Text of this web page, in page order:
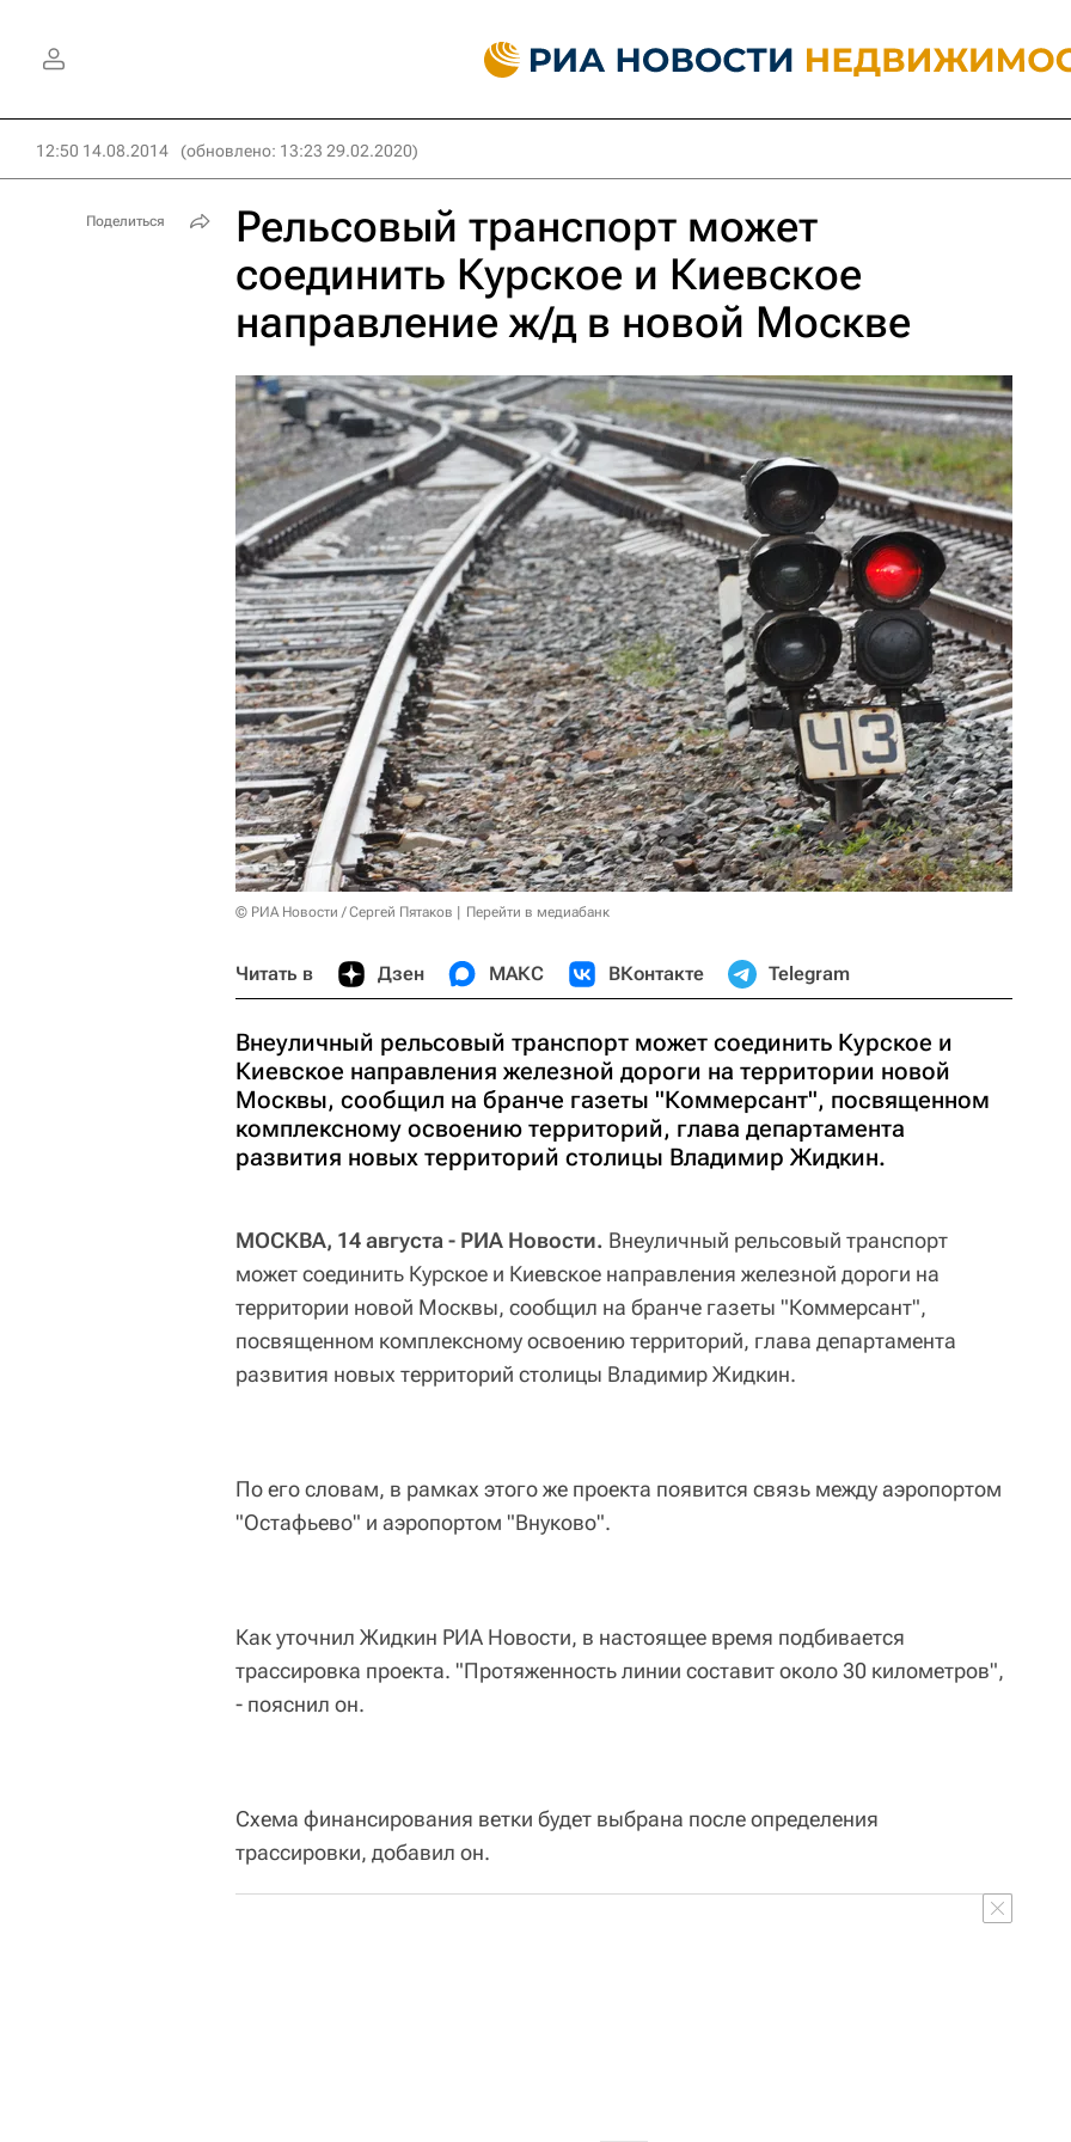
12:50 14.08.2014 (обновлено: 13:23 29.02.2020)
Рельсовый транспорт может
соединить Курское и Киевское
направление ж/д в новой Москве
© РИА Новости / Сергей Пятаков Перейти в медиабанк
Читать в Дзен МАКС ВКонтакте Telegram
Внеуличный рельсовый транспорт может соединить Курское и
Киевское направления железной дороги на территории новой
Москвы, сообщил на бранче газеты "Коммерсант", посвященном
комплексному освоению территорий, глава департамента
развития новых территорий столицы Владимир Жидкин.
МОСКВА, 14 августа - РИА Новости. Внеуличный рельсовый транспорт
может соединить Курское и Киевское направления железной дороги на
территории новой Москвы, сообщил на бранче газеты "Коммерсант",
посвященном комплексному освоению территорий, глава департамента
развития новых территорий столицы Владимир Жидкин.
По его словам, в рамках этого же проекта появится связь между аэропортом
"Остафьево" и аэропортом "Внуково".
Как уточнил Жидкин РИА Новости, в настоящее время подбивается
трассировка проекта. "Протяженность линии составит около 30 километров",
- пояснил он.
Схема финансирования ветки будет выбрана после определения
трассировки, добавил он.
Поделиться